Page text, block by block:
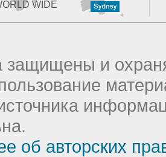
WIDE
защищены и
об авторских